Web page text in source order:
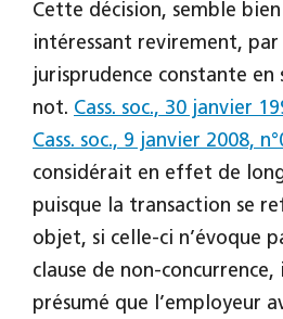
Cette décision, semble
intéressant revirement,
jurisprudence constante en
not. Cass. soc., 30 janvier
Cass. soc., 9 janvier 2008,
considérait en effet de
puisque la transaction se
objet, si celle-ci n’évoque
clause de non-
présumé que l’employeur